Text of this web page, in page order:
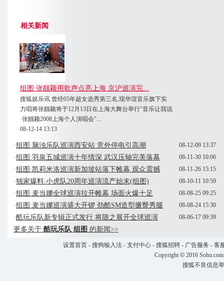
相关新闻
组图:张靓颖用歌声点亮上海 京沪巡演完...
搜狐娱乐讯 曾经05年超女选秀第三名,现华谊音乐旗下实
力唱将张靓颖将于12月13日在上海大舞台举行"音乐让我说
·张靓颖2008上海个人演唱会"...
08-12-14 13:13
08-12-09 13:37
·组图:脑浊乐队巡演西安站 意外停电引高潮
08-11-30 10:06
·组图:羽泉五城巡演十年情深 武汉压轴完美落幕
08-11-26 15:15
·组图:凯莉米洛巡演新加坡站落下帷幕 观众震撼
08-10-11 10:59
·独家爆料:小虎队20周年巡演流产始末(组图)
08-08-25 09:25
·组图:麦当娜全球巡演拉开帷幕 场面火爆十足
08-08-24 15:30
·组图:麦当娜巡演盛大开锣 劲酷SM造型撅臀秀腿
08-06-17 09:39
·酷玩乐队新专辑正式发行 将随之展开全球巡演
更多关于 酷玩乐队 组图 的新闻>>
设置首页- 搜狗输入法- 支付中心- 搜狐招聘- 广告服务 - 客
Copyright © 2016
搜狐不良信息